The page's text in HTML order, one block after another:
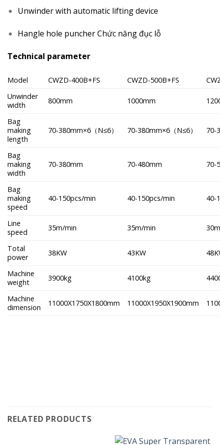
Unwinder with automatic lifting device
Hangle hole puncher Chức năng đục lỗ
Technical parameter
Model CWZD-400B+FS CWZD-500B+FS
Unwinder
width
800mm 1000mm
Bag
making
length
70-380mm×6（N≤6） 70-380mm×6（N≤6） 70-
Bag
making
width
70-380mm 70-480mm 70-
Bag
making
speed
40-150pcs/min 40-150pcs/min 40-
Line
speed
35m/min 35m/min
Total
power
38KW 43KW
Machine
weight
3900kg 4100kg
Machine
dimension
11000X1750X1800mm 11000X1950X1900mm
RELATED PRODUCTS